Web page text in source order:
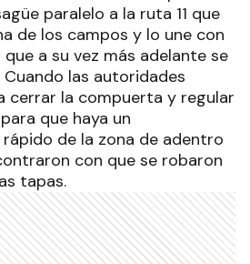
paralelo a la ruta 11 que
de los campos y lo une con
a su vez más adelante se
las autoridades
cerrar la compuerta y regular
que haya un
de la zona de adentro
con que se robaron
tapas.